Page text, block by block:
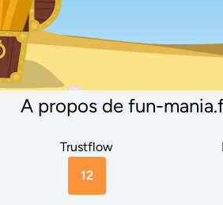
A propos de fun-
Trustflow
12